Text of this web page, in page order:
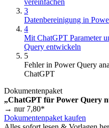
3
Datenbereinigung in
4
Mit ChatGPT Parameter
Query entwickeln
5
Fehler in Power Query
ChatGPT
Dokumentenpaket
„ChatGPT für Power Query
→ nur 7,80*
Dokumentenpaket kaufen